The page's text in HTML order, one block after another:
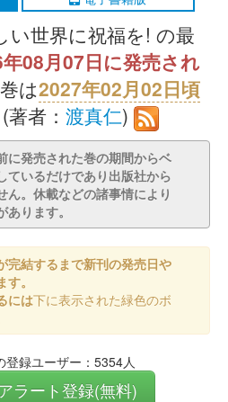
い世界に祝福を! の最
08月07日に発売され
は2027年02月02日頃
者： 渡真仁)
に発売された巻の期間からベ
ているだけであり出版社から
ん。休載などの諸事情により
ります。
完結するまで新刊の発売日や
。
には下に表示された緑色のボ
登録ユーザー：5354人
ラート登録(無料)